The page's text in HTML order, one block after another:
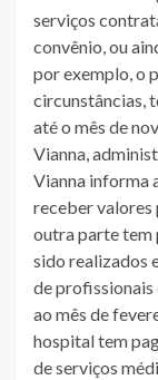
serviços
convênio, ou
por exemplo, o
circunstâncias,
até o mês de
Vianna,
Vianna informa
receber valores
outra parte tem
sido realizados
de profissionais
ao mês de
hospital tem
de serviços